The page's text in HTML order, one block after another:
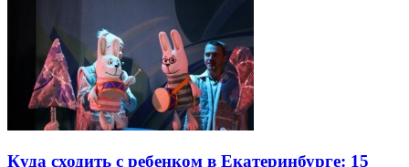
Куда сходить с ребенком в Екатеринбурге: 15